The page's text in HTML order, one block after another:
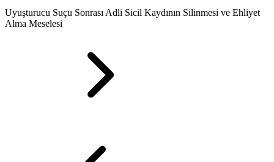
Uyuşturucu Suçu Sonrası Adli Sicil Kaydının Silinmesi ve Ehliyet
Alma Meselesi